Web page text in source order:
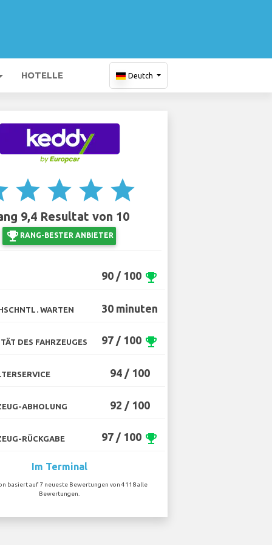
HOTELLE Deutch
star star star star
9,4 Resultat von 10
emoji_events RANG-BESTER ANBIETER
90 / 100 emoji_events
WARTEN 30 minuten
DES FAHRZEUGES 97 / 100 emoji_events
94 / 100
ABHOLUNG 92 / 100
RÜCKGABE 97 / 100 emoji_events
Im Terminal
basiert auf 7 neueste Bewertungen von 4118 alle
Bewertungen.